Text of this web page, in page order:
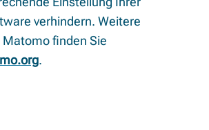
verhindern. Weitere
finden Sie
.